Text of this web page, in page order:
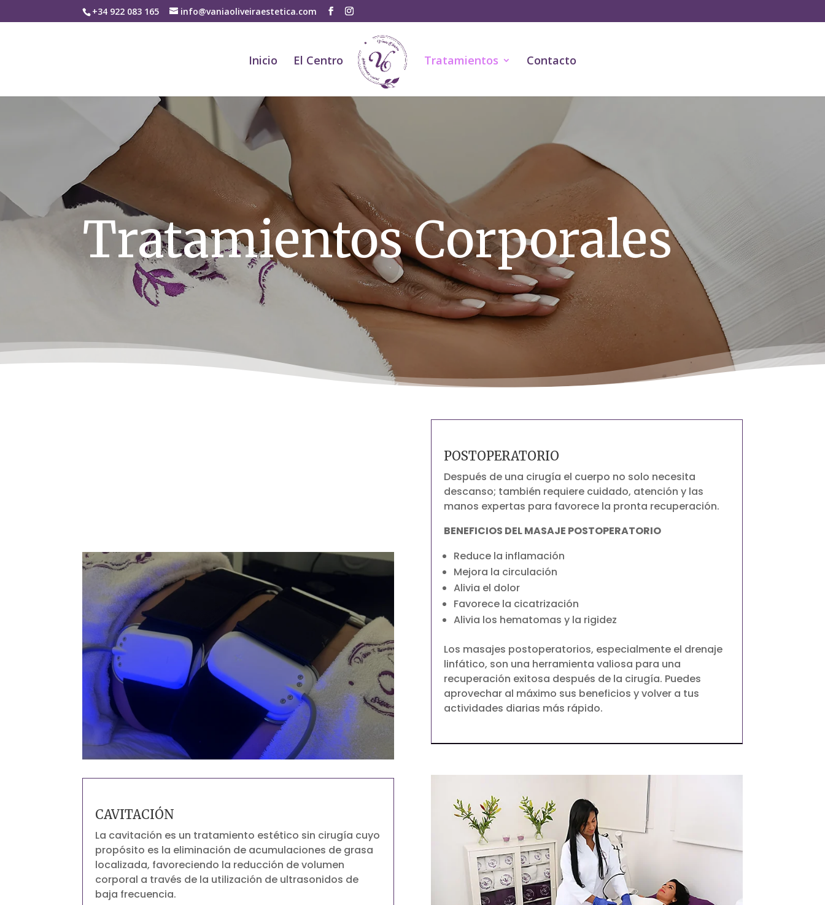
+34 922 083 165 info@vaniaoliveiraestetica.com
Inicio El Centro Tratamientos Contacto
Tratamientos Corporales
CAVITACIÓN
La cavitación es un tratamiento estético sin cirugía cuyo
propósito es la eliminación de acumulaciones de grasa
localizada, favoreciendo la reducción de volumen
corporal a través de la utilización de ultrasonidos de
baja frecuencia.
POSTOPERATORIO
Después de una cirugía el cuerpo no solo necesita
descanso; también requiere cuidado, atención y las
manos expertas para favorece la pronta recuperación.
BENEFICIOS DEL MASAJE POSTOPERATORIO
Reduce la inflamación
Mejora la circulación
Alivia el dolor
Favorece la cicatrización
Alivia los hematomas y la rigidez
Los masajes postoperatorios, especialmente el drenaje
linfático, son una herramienta valiosa para una
recuperación exitosa después de la cirugía. Puedes
aprovechar al máximo sus beneficios y volver a tus
actividades diarias más rápido.